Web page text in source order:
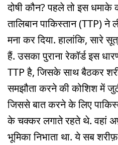
दोषी कौन? पहले तो इस धमाके
तालिबान पाकिस्तान (TTP)
मना कर दिया. हालांकि, सारे
हैं. उसका पुराना रेकॉर्ड इस
TTP है, जिसके साथ बैठकर
समझौता करने की कोशिश में
जिससे बात करने के लिए
के चक्कर लगाते रहते थे. वहां
भूमिका निभाता था. ये सब